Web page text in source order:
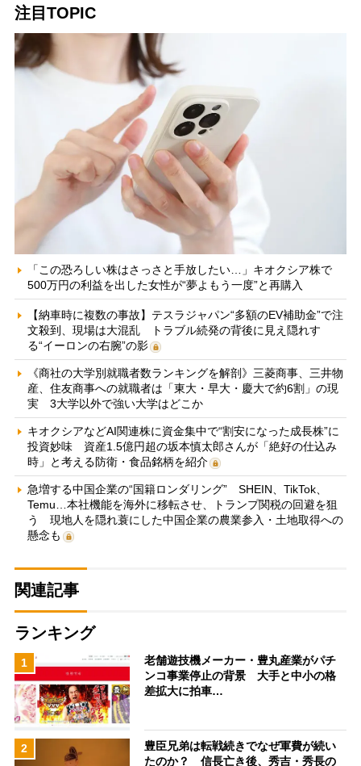
注目TOPIC
「この恐ろしい株はさっさと手放したい…」キオクシア株で
500万円の利益を出した女性が“夢よもう一度”と再購入
【納車時に複数の事故】テスラジャパン“多額のEV補助金”で注
文殺到、現場は大混乱 トラブル続発の背後に見え隠れす
る“イーロンの右腕”の影
《商社の大学別就職者数ランキングを解剖》三菱商事、三井物
産、住友商事への就職者は「東大・早大・慶大で約6割」の現
実 3大学以外で強い大学はどこか
キオクシアなどAI関連株に資金集中で“割安になった成長株”に
投資妙味 資産1.5億円超の坂本慎太郎さんが「絶好の仕込み
時」と考える防衛・食品銘柄を紹介
急増する中国企業の“国籍ロンダリング” SHEIN、TikTok、
Temu…本社機能を海外に移転させ、トランプ関税の回避を狙
う 現地人を隠れ蓑にした中国企業の農業参入・土地取得への
懸念も
関連記事
ランキング
1
老舗遊技機メーカー・豊丸産業がパチ
ンコ事業停止の背景 大手と中小の格
差拡大に拍車…
2
豊臣兄弟は転戦続きでなぜ軍費が続い
たのか？ 信長亡き後、秀吉・秀長の